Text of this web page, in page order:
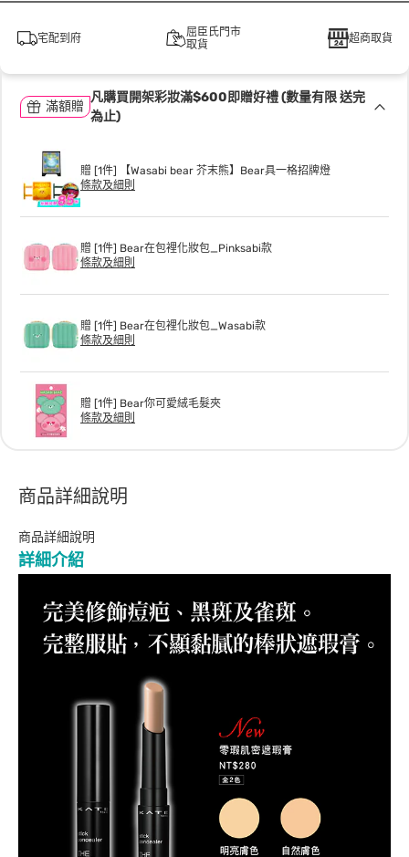
宅配到府
屈臣氏門市
取貨
超商取貨
滿額贈
凡購買開架彩妝滿$600即贈好禮 (數量有限 送完
為止)
贈 [1件] 【Wasabi bear 芥末熊】Bear具一格招牌燈
條款及細則
贈 [1件] Bear在包裡化妝包_Pinksabi款
條款及細則
贈 [1件] Bear在包裡化妝包_Wasabi款
條款及細則
贈 [1件] Bear你可愛絨毛髮夾
條款及細則
商品詳細說明
商品詳細說明
詳細介紹